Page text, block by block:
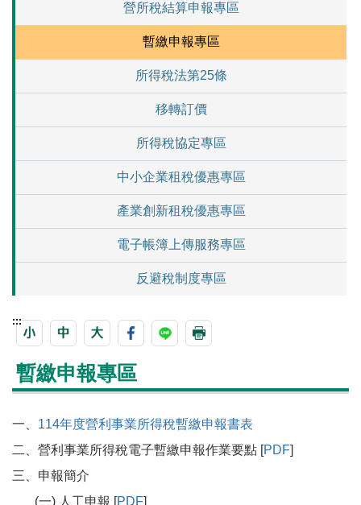
營所稅結算申報專區
暫繳申報專區
所得稅法第25條
移轉訂價
所得稅協定專區
中小企業租稅優惠專區
產業創新租稅優惠專區
電子帳簿上傳服務專區
反避稅制度專區
:::
暫繳申報專區
一、 114年度營利事業所得稅暫繳申報書表
二、營利事業所得稅電子暫繳申報作業要點 [PDF]
三、申報簡介
(一) 人工申報 [PDF]